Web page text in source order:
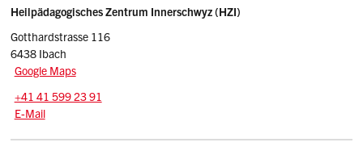
Sidebar
Adresse
Heilpädagogisches Zentrum Innerschwyz (HZI)
Gotthardstrasse 116
6438 Ibach
Google Maps
Tel.:
+41 41 599 23 91
E-Mail: sekretariat
E-Mail